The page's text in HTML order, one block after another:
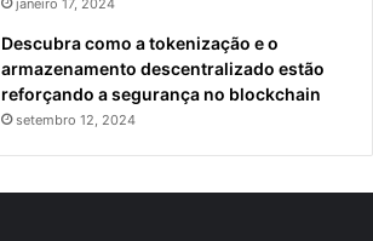
Descubra como a tokenização e o
armazenamento descentralizado estão
reforçando a segurança no blockchain
setembro 12, 2024